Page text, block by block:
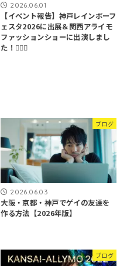
2026.06.01
【イベント報告】神戸レインボーフ
ェスタ2026に出展＆関西アライモ
ファッションショーに出演しまし
た！🏳️‍🌈✨
ブログ
2026.06.03
大阪・京都・神戸でゲイの友達を
作る方法【2026年版】
ブログ